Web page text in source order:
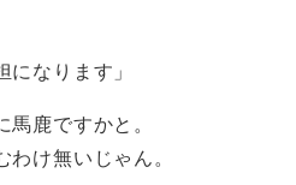
になります」
馬鹿ですかと。
わけ無いじゃん。